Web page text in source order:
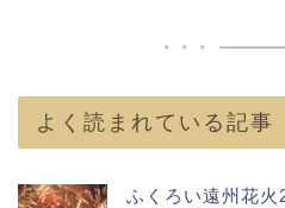
よく読まれている記事
ふくろい遠州花